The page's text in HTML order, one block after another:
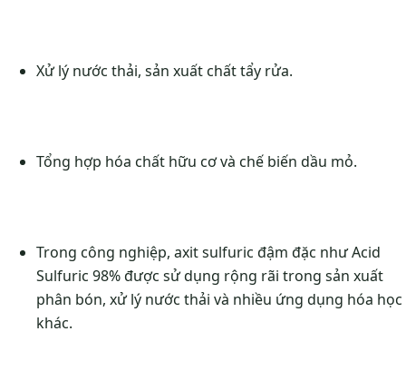
Xử lý nước thải, sản xuất chất tẩy rửa.
Tổng hợp hóa chất hữu cơ và chế biến dầu mỏ.
Trong công nghiệp, axit sulfuric đậm đặc như Acid
Sulfuric 98% được sử dụng rộng rãi trong sản xuất
phân bón, xử lý nước thải và nhiều ứng dụng hóa học
khác.